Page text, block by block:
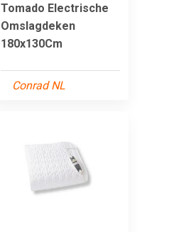
Tomado Electrische
Omslagdeken
180x130Cm
Conrad NL